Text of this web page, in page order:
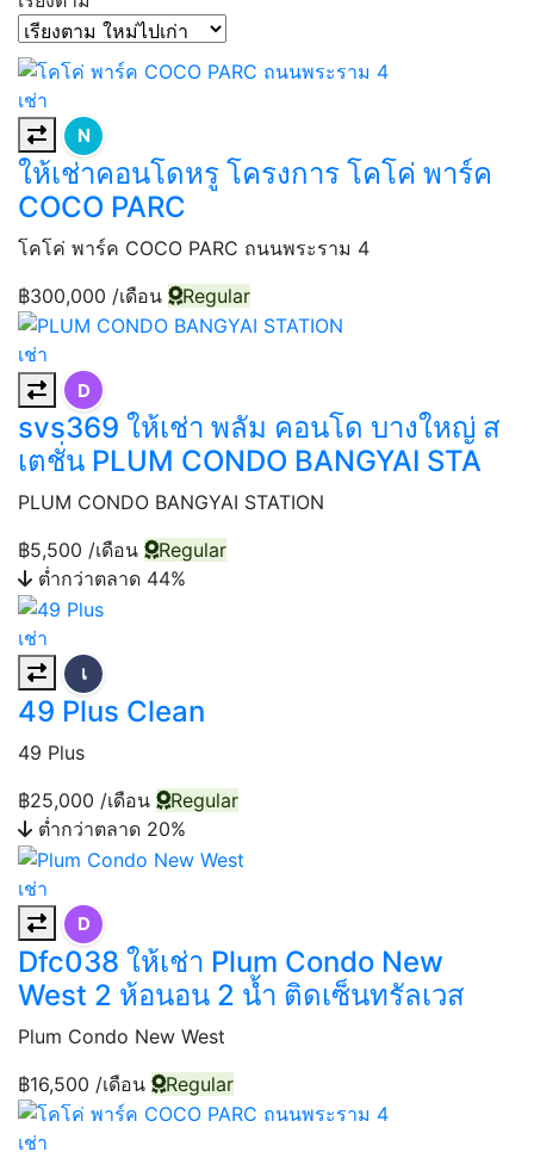
เช่า
N
ให้เช่าคอนโดหรู โครงการ โคโค่ พาร์ค
COCO PARC
โคโค่ พาร์ค COCO PARC ถนนพระราม 4
฿300,000 /เดือน Regular
เช่า
D
svs369 ให้เช่า พลัม คอนโด บางใหญ่ ส
เตชั่น PLUM CONDO BANGYAI STA
PLUM CONDO BANGYAI STATION
฿5,500 /เดือน
Regular
ต่ำกว่าตลาด 44%
เช่า
เ
49 Plus Clean
49 Plus
฿25,000 /เดือน
Regular
ต่ำกว่าตลาด 20%
เช่า
D
Dfc038 ให้เช่า Plum Condo New
West 2 ห้อนอน 2 น้ำ ติดเซ็นทรัลเวส
Plum Condo New West
฿16,500 /เดือน Regular
เช่า